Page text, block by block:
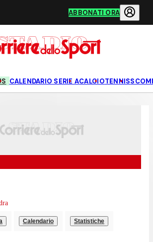
ABBONATI ORA
CALENDARIO SERIE ACALCIOTENNIS
Calendario Statistiche